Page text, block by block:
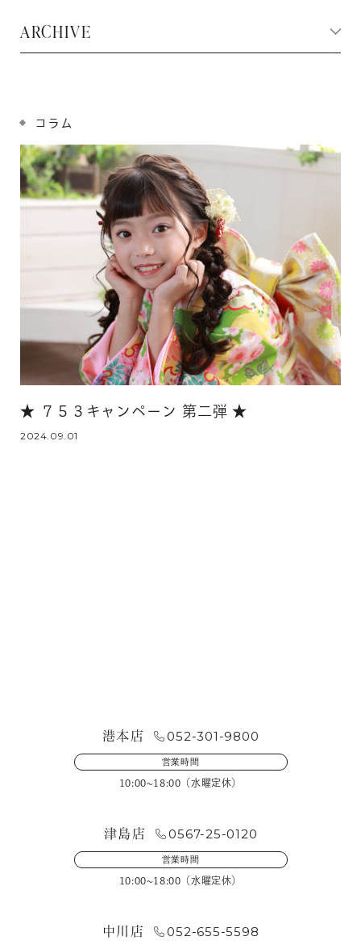
NEWS
お問い合わせ・来店予約
コラム
★ ７５３キャンペーン 第二弾 ★
2024.09.01
ARCHIVE
港本店 052-301-9800
営業時間
10:00~18:00（水曜定休）
津島店 0567-25-0120
営業時間
10:00~18:00（水曜定休）
中川店 052-655-5598